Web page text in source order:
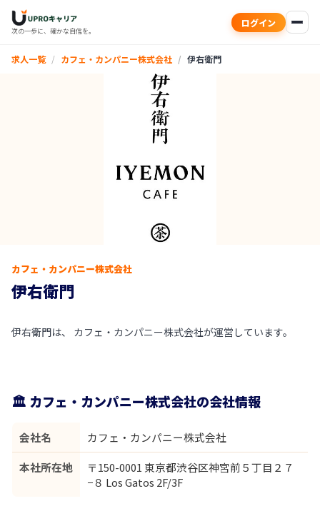
次の一歩に、確かな自信を。
ログイン
求人一覧 カフェ・カンパニー株式会社 伊右衛門
カフェ・カンパニー株式会社
伊右衛門
伊右衛門は、 カフェ・カンパニー株式会社が運営しています。
🏛 カフェ・カンパニー株式会社の会社情報
会社名
カフェ・カンパニー株式会社
本社所在地
〒150-0001 東京都渋谷区神宮前５丁目２７
−８ Los Gatos 2F/3F